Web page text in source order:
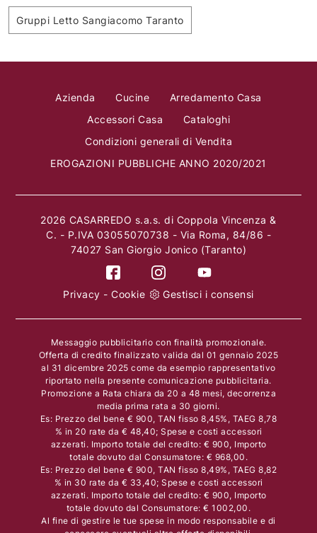
Gruppi Letto Sangiacomo Taranto
Azienda Cucine
Arredamento Casa
Accessori Casa
Cataloghi
Condizioni generali di Vendita
EROGAZIONI PUBBLICHE ANNO 2020/2021
2026 CASARREDO s.a.s. di Coppola Vincenza &
C. - P.IVA 03055070738 - Via Roma, 84/86 -
74027 San Giorgio Jonico (Taranto)
Privacy -Cookie Gestisci i consensi
Messaggio pubblicitario con finalità promozionale.
Offerta di credito finalizzato valida dal 01 gennaio 2025
al 31 dicembre 2025 come da esempio rappresentativo
riportato nella presente comunicazione pubblicitaria.
Promozione a Rata chiara da 20 a 48 mesi, decorrenza
media prima rata a 30 giorni.
Es: Prezzo del bene € 900, TAN fisso 8,45%, TAEG 8,78
% in 20 rate da € 48,40; Spese e costi accessori
azzerati. Importo totale del credito: € 900, Importo
totale dovuto dal Consumatore: € 968,00.
Es: Prezzo del bene € 900, TAN fisso 8,49%, TAEG 8,82
% in 30 rate da € 33,40; Spese e costi accessori
azzerati. Importo totale del credito: € 900, Importo
totale dovuto dal Consumatore: € 1002,00.
Al fine di gestire le tue spese in modo responsabile e di